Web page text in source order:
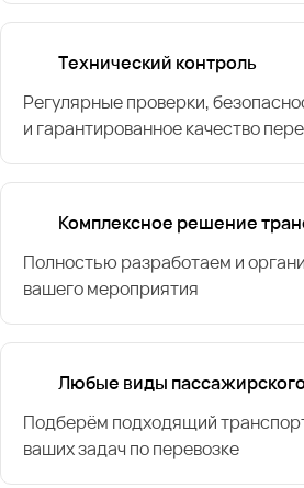
Технический контроль
Регулярные проверки,
и гарантированное качество
Комплексное решение
Полностью разработаем и
вашего мероприятия
Любые виды
Подберём подходящий
ваших задач по перевозке